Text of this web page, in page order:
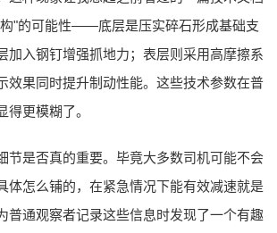
"的可能性——底层是压实碎石形成基础支
加入钢钉增强抓地力；表层则采用高摩擦系
效果同时提升制动性能。这些技术参数在普
得更模糊了。
节是否真的重要。毕竟大多数司机可能不会
体怎么铺的，在紧急情况下能有效减速就是
普通观察者记录这些信息时发现了一个有趣